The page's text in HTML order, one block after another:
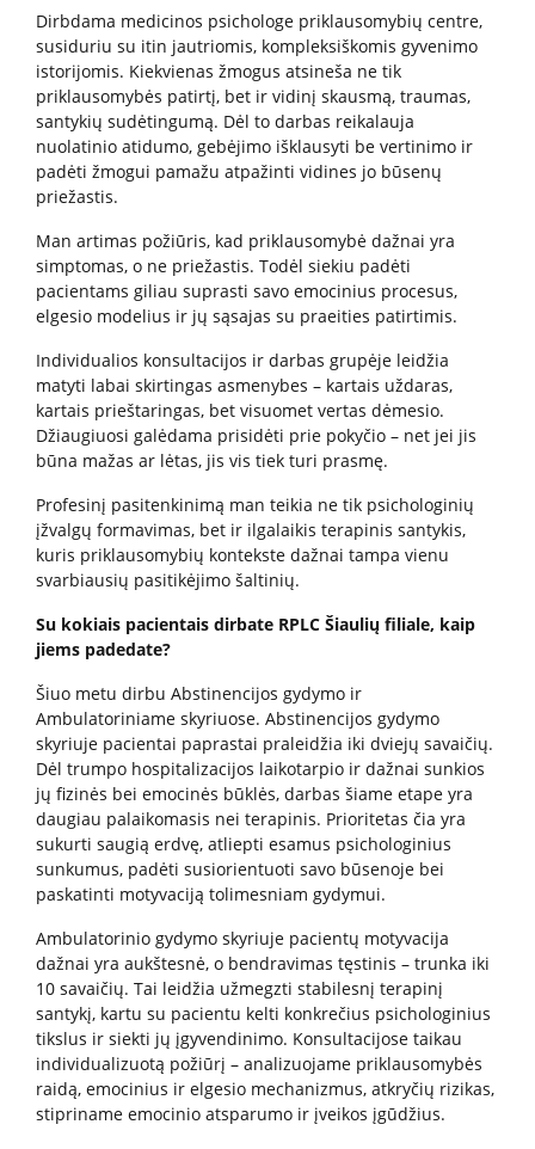
Apie mus
Struktūra
Misija, vertybės, vizija
Valdymo struktūra
Valdymas
Komisijos ir darbo grupės
Vadovybės darbotvarkė
Administracinė informacija
Darbo užmokestis
Paskatinimai ir apdovanojimai
Viešieji pirkimai
Biudžeto vykdymo ataskaitų rinkiniai
Finansinių ataskaitų rinkiniai
Tarnybiniai lengvieji automobiliai
Lėšos veiklai viešinti
Interneto svetainės atitikties paraiška
Aukcionai
Korupcijos prevencija
Vadovės kreipimasis
Praneškite apie korupciją
Korupcijos prevencijos vykdytojai
Sąrašas RPLC pareigybių, dėl kurių teikiamas
prašymas STT
Korupcijos prevencijos programa
Korupcijos prasireiškimo tikimybė ir rizikos analizė
Dirbdama medicinos psichologe priklausomybių centre,
susiduriu su itin jautriomis, kompleksiškomis gyvenimo
istorijomis. Kiekvienas žmogus atsineša ne tik
priklausomybės patirtį, bet ir vidinį skausmą, traumas,
santykių sudėtingumą. Dėl to darbas reikalauja
nuolatinio atidumo, gebėjimo išklausyti be vertinimo ir
padėti žmogui pamažu atpažinti vidines jo būsenų
priežastis.
Man artimas požiūris, kad priklausomybė dažnai yra
simptomas, o ne priežastis. Todėl siekiu padėti
pacientams giliau suprasti savo emocinius procesus,
elgesio modelius ir jų sąsajas su praeities patirtimis.
Individualios konsultacijos ir darbas grupėje leidžia
matyti labai skirtingas asmenybes – kartais uždaras,
kartais prieštaringas, bet visuomet vertas dėmesio.
Džiaugiuosi galėdama prisidėti prie pokyčio – net jei jis
būna mažas ar lėtas, jis vis tiek turi prasmę.
Profesinį pasitenkinimą man teikia ne tik psichologinių
įžvalgų formavimas, bet ir ilgalaikis terapinis santykis,
kuris priklausomybių kontekste dažnai tampa vienu
svarbiausių pasitikėjimo šaltinių.
Su kokiais pacientais dirbate RPLC Šiaulių filiale, kaip
jiems padedate?
Šiuo metu dirbu Abstinencijos gydymo ir
Ambulatoriniame skyriuose. Abstinencijos gydymo
skyriuje pacientai paprastai praleidžia iki dviejų savaičių.
Dėl trumpo hospitalizacijos laikotarpio ir dažnai sunkios
jų fizinės bei emocinės būklės, darbas šiame etape yra
daugiau palaikomasis nei terapinis. Prioritetas čia yra
sukurti saugią erdvę, atliepti esamus psichologinius
sunkumus, padėti susiorientuoti savo būsenoje bei
paskatinti motyvaciją tolimesniam gydymui.
Ambulatorinio gydymo skyriuje pacientų motyvacija
dažnai yra aukštesnė, o bendravimas tęstinis – trunka iki
10 savaičių. Tai leidžia užmegzti stabilesnį terapinį
santykį, kartu su pacientu kelti konkrečius psichologinius
tikslus ir siekti jų įgyvendinimo. Konsultacijose taikau
individualizuotą požiūrį – analizuojame priklausomybės
raidą, emocinius ir elgesio mechanizmus, atkryčių rizikas,
stipriname emocinio atsparumo ir įveikos įgūdžius.